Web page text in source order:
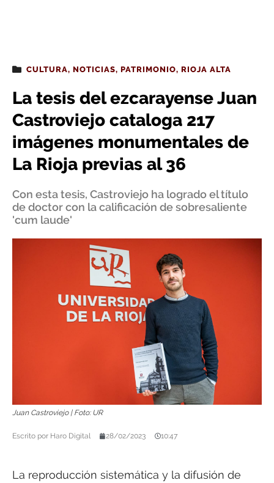
CULTURA, NOTICIAS, PATRIMONIO, RIOJA ALTA
La tesis del ezcarayense Juan
Castroviejo cataloga 217
imágenes monumentales de
La Rioja previas al 36
Con esta tesis, Castroviejo ha logrado el título
de doctor con la calificación de sobresaliente
'cum laude'
Juan Castroviejo | Foto: UR
Escrito por Haro Digital 28/02/2023 10:47
La reproducción sistemática y la difusión de